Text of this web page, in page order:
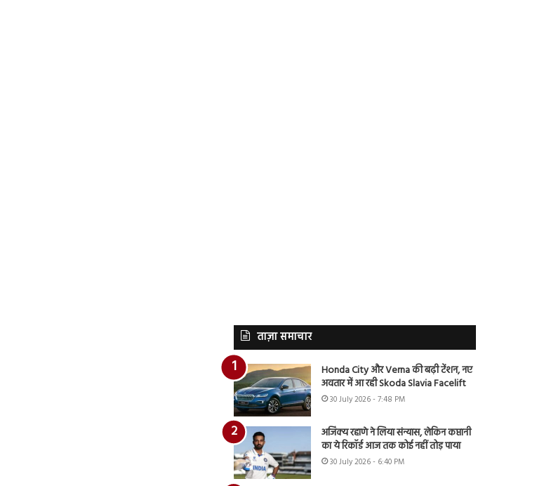
ताज़ा समाचार
Honda City और Verna की बढ़ी टेंशन, नए
अवतार में आ रही Skoda Slavia Facelift
30 July 2026 - 7:48 PM
अजिंक्य रहाणे ने लिया संन्यास, लेकिन कप्तानी
का ये रिकॉर्ड आज तक कोई नहीं तोड़ पाया
30 July 2026 - 6:40 PM